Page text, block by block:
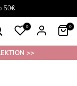
50€
0 0
>>